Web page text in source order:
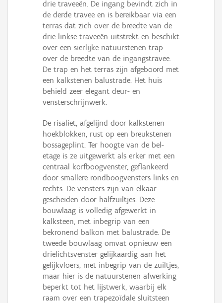
drie traveeën. De ingang bevindt zich in
de derde travee en is bereikbaar via een
terras dat zich over de breedte van de
drie linkse traveeën uitstrekt en beschikt
over een sierlijke natuurstenen trap
over de breedte van de ingangstravee.
De trap en het terras zijn afgeboord met
een kalkstenen balustrade. Het huis
behield zeer elegant deur- en
vensterschrijnwerk.
De risaliet, afgelijnd door kalkstenen
hoekblokken, rust op een breukstenen
bossageplint. Ter hoogte van de bel-
etage is ze uitgewerkt als erker met een
centraal korfboogvenster, geflankeerd
door smallere rondboogvensters links en
rechts. De vensters zijn van elkaar
gescheiden door halfzuiltjes. Deze
bouwlaag is volledig afgewerkt in
kalksteen, met inbegrip van een
bekronend balkon met balustrade. De
tweede bouwlaag omvat opnieuw een
drielichtsvenster gelijkaardig aan het
gelijkvloers, met inbegrip van de zuiltjes,
maar hier is de natuurstenen afwerking
beperkt tot het lijstwerk, waarbij elk
raam over een trapezoïdale sluitsteen